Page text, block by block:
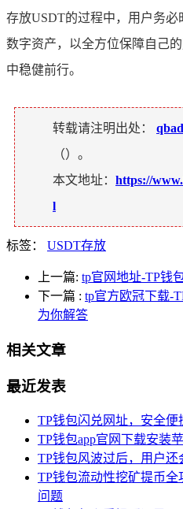
存放USDT的过程中，用户务
数字资产，以全方位保障自己
中稳健前行。
转载请注明出处：
（）。
本文地址： https://
l
标签： USDT存放
上一篇: tp官网地址-TP钱
下一篇 : tp官方欧冠下载-
为你解答
相关文章
最近发表
TP钱包闪兑网址，安全
TP钱包app官网下载安装
TP钱包风波过后，用户还
TP钱包流动性挖矿提币
问题